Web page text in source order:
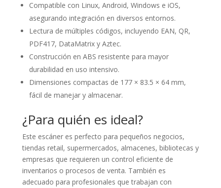
Compatible con Linux, Android, Windows e iOS,
asegurando integración en diversos entornos.
Lectura de múltiples códigos, incluyendo EAN, QR,
PDF417, DataMatrix y Aztec.
Construcción en ABS resistente para mayor
durabilidad en uso intensivo.
Dimensiones compactas de 177 × 83.5 × 64 mm,
fácil de manejar y almacenar.
¿Para quién es ideal?
Este escáner es perfecto para pequeños negocios,
tiendas retail, supermercados, almacenes, bibliotecas y
empresas que requieren un control eficiente de
inventarios o procesos de venta. También es
adecuado para profesionales que trabajan con